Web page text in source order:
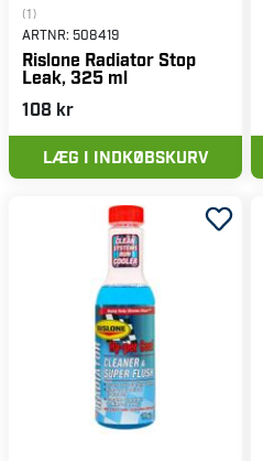
(1)
ARTNR: 508419
Rislone Radiator Stop
Leak, 325 ml
108 kr
LÆG I INDKØBSKURV